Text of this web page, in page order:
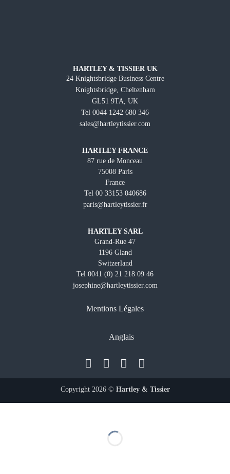
HARTLEY & TISSIER UK
24 Knightsbridge Business Centre
Knightsbridge, Cheltenham
GL51 9TA, UK
Tel 0044 1242 680 346
sales@hartleytissier.com
HARTLEY FRANCE
87 rue de Monceau
75008 Paris
France
Tel 00 33153 040686
paris@hartleytissier.fr
HARTLEY SARL
Grand-Rue 47
1196 Gland
Switzerland
Tel 0041 (0) 21 218 09 46
josephine@hartleytissier.com
Mentions Légales
Anglais
Copyright 2026 © Hartley & Tissier